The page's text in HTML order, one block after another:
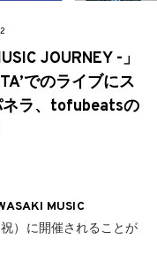
JOURNEY -」
でのライブにス
ネラ、tofubeatsの
MUSIC
）に開催されることが